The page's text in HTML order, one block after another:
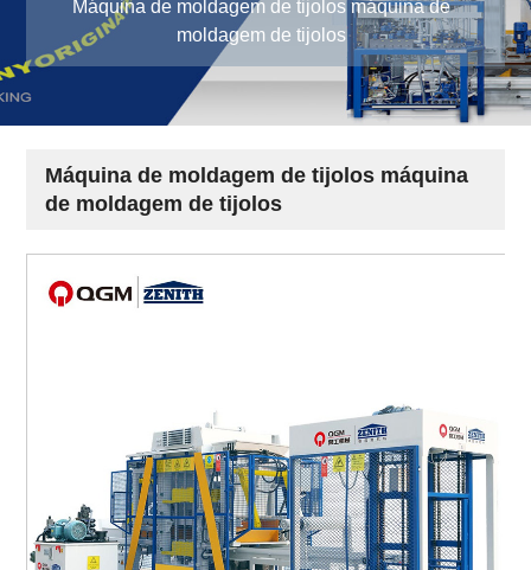
Máquina de moldagem de tijolos máquina de
moldagem de tijolos
Máquina de moldagem de tijolos máquina
de moldagem de tijolos